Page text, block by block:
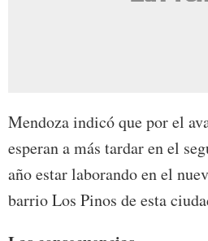
Mendoza indicó que por el
esperan a más tardar en el
año estar laborando en el
barrio Los Pinos de esta